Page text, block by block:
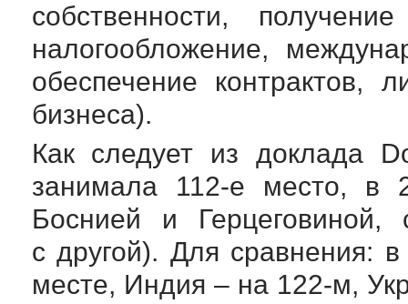
собственности,
налогообложение,
обеспечение контрактов,
бизнеса).
Как следует из доклада
занимала 112-е место, в
Боснией и
с другой). Для сравнения:
месте, Индия – на 122-м,